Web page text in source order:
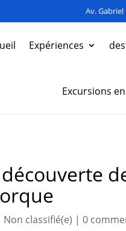
Av.
Expériences
Excursions
Non classifié(e) | 0